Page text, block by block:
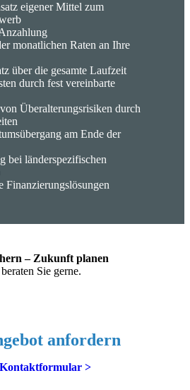
eigener Mittel zum
monatlichen Raten an Ihre
über die gesamte Laufzeit
durch fest vereinbarte
Überalterungsrisiken durch
am Ende der
bei länderspezifischen
Finanzierungslösungen
– Zukunft planen
Sie gerne.
anfordern
>